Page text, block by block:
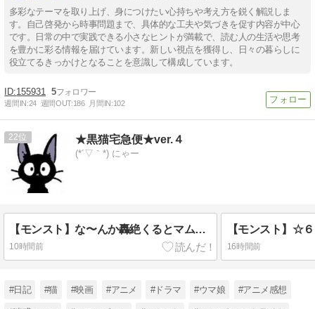
多彩なテーマを取り上げ、身につけたい心持ちや考え方を鋭く解説しま
す。自己啓発から時事問題まで、具体的な工夫や気づきを促す内容が中心
です。日常の中で実践できる小さなヒントが満載で、読む人の生活や思考
を豊かに彩る情報を届けています。新しい視点を獲得し、日々の暮らしに
役立てるきっかけとなることを意識して構成しています。
155931 5
週間IN:24 週間OUT:186 月間IN:102
22 ★黒猫宅急便★ver.４
(*´▽｀*) にゃー
【モンスト】な〜んか轟絶くるとマムがやらされてんだけど。【メタスト】
10時間前 16時間前
#日記 #猫 #映画 #アニメ #ドラマ #ウマ娘 #アニメ感想